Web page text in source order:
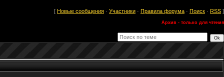
[ Новые сообщения · Участники · Правила форума · Поиск · RSS ]
Архив - только для чтения